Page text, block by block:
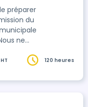
préparer
du
ne
120 heures